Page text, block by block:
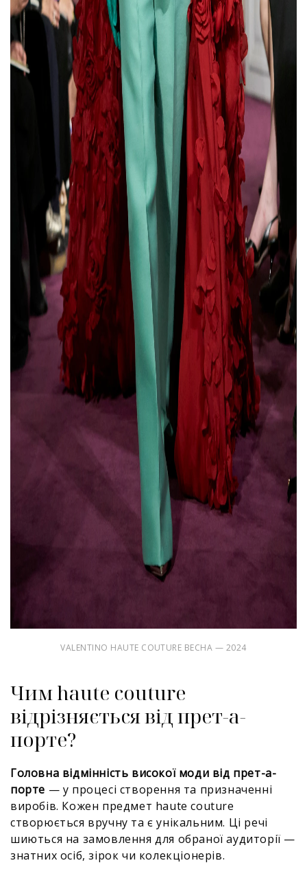
VALENTINO HAUTE COUTURE ВЕСНА — 2024
Чим haute couture
відрізняється від прет-а-
порте?
Головна відмінність високої моди від прет-а-
порте — у процесі створення та призначенні
виробів. Кожен предмет haute couture
створюється вручну та є унікальним. Ці речі
шиються на замовлення для обраної аудиторії —
знатних осіб, зірок чи колекціонерів.